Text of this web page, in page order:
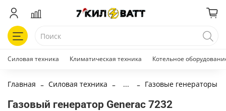
Силовая техника Климатическая техника Котельное
Главная Силовая техника ... Газовые генераторы
Газовый генератор Generac 7232